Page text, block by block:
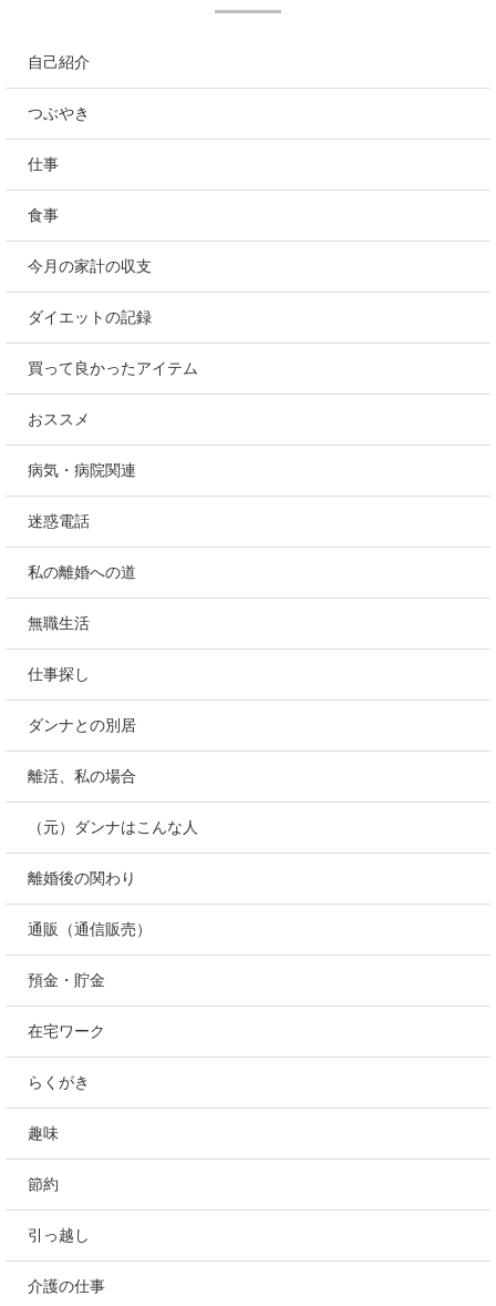
自己紹介
つぶやき
仕事
食事
今月の家計の収支
ダイエットの記録
買って良かったアイテム
おススメ
病気・病院関連
迷惑電話
私の離婚への道
無職生活
仕事探し
ダンナとの別居
離活、私の場合
（元）ダンナはこんな人
離婚後の関わり
通販（通信販売）
預金・貯金
在宅ワーク
らくがき
趣味
節約
引っ越し
介護の仕事